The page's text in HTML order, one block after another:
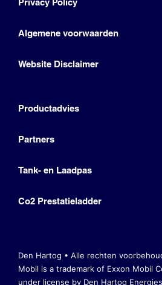
Algemene voorwaarden
Website Disclaimer
Productadvies
Partners
Tank- en Laadpas
Co2 Prestatieladder
Den Hartog • Alle rechten
Mobil is a trademark of Exxon Mobil
under license by Den Hartog Energies